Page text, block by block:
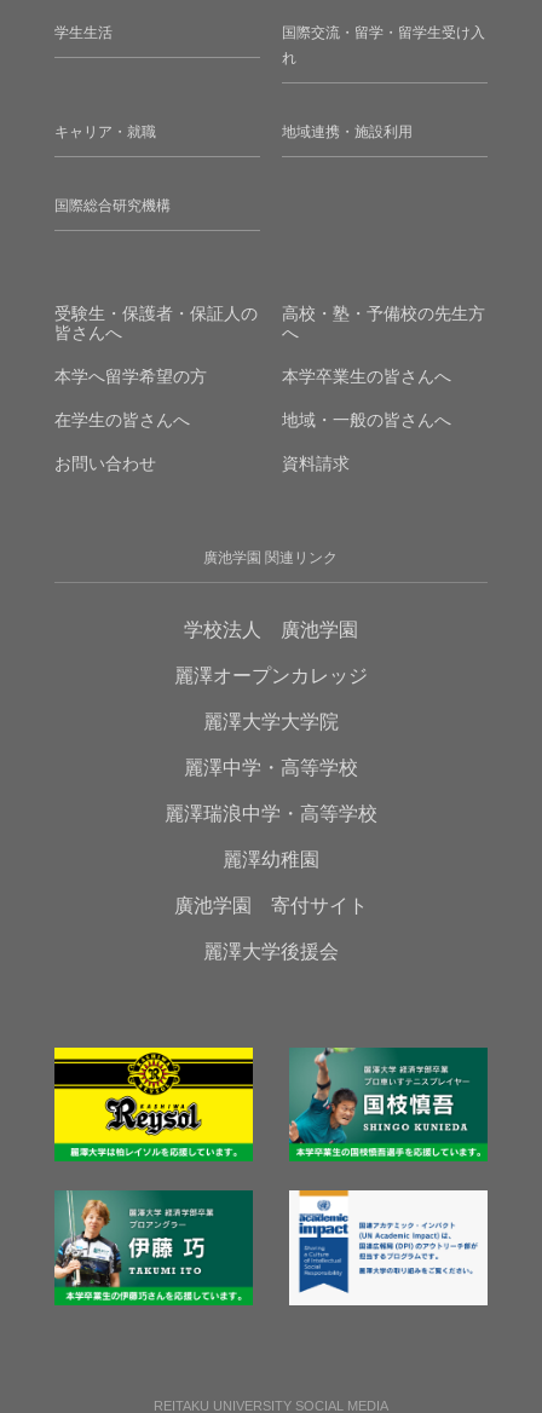
学生生活
国際交流・留学・留学生受け入
れ
キャリア・就職 地域連携・施設利用
国際総合研究機構
受験生・保護者・保証人の
皆さんへ
高校・塾・予備校の先生方
へ
本学へ留学希望の方 本学卒業生の皆さんへ
在学生の皆さんへ 地域・一般の皆さんへ
お問い合わせ 資料請求
廣池学園 関連リンク
学校法人 廣池学園
麗澤オープンカレッジ
麗澤大学大学院
麗澤中学・高等学校
麗澤瑞浪中学・高等学校
麗澤幼稚園
廣池学園 寄付サイト
麗澤大学後援会
REITAKU UNIVERSITY SOCIAL MEDIA